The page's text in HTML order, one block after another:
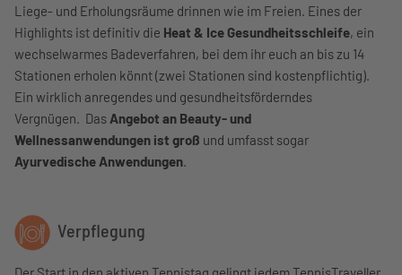
Liege- und Erholungsräume drinnen wie im Freien. Eines der
Highlights ist definitiv die Heat & Ice Gesundheitsschleife, ein
wechselwarmes Badeverfahren, bei dem ihr euch an bis zu 14
Stationen erholen könnt (zwei Stationen sind kostenpflichtig).
Ein wirklich anregendes und gesundheitsförderndes
Vergnügen. Das Angebot an Beauty- und
Wellnessanwendungen ist groß und umfasst sogar
Ayurvedische Anwendungen.
Verpflegung